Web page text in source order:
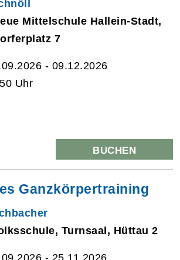
Mittelschule Hallein-Stadt,
7
- 09.12.2026
Uhr
BUCHEN
Ganzkörpertraining
Turnsaal, Hüttau 2
- 25.11.2026